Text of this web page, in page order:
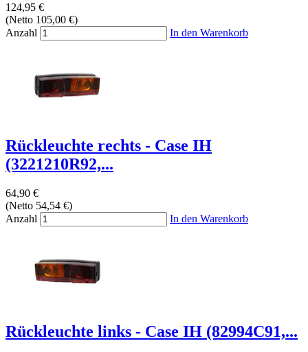
124,95 €
(Netto 105,00 €)
Anzahl
In den Warenkorb
Rückleuchte rechts - Case IH
(3221210R92,...
64,90 €
(Netto 54,54 €)
Anzahl
In den Warenkorb
Rückleuchte links - Case IH (82994C91,...